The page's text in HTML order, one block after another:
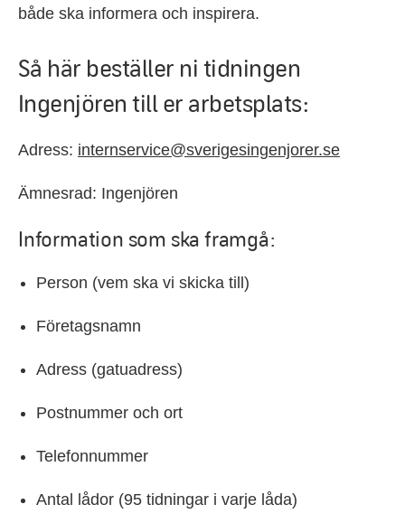
både ska informera och inspirera.
Så här beställer ni tidningen
Ingenjören till er arbetsplats:
Adress: internservice@sverigesingenjorer.se
Ämnesrad: Ingenjören
Information som ska framgå:
Person (vem ska vi skicka till)
Företagsnamn
Adress (gatuadress)
Postnummer och ort
Telefonnummer
Antal lådor (95 tidningar i varje låda)